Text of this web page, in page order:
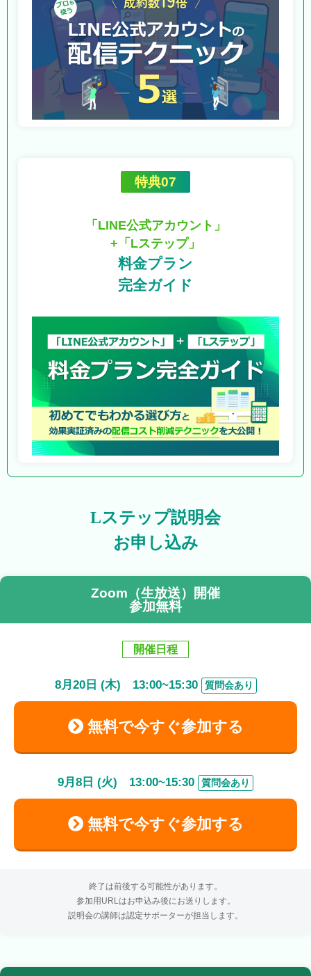
特典07
「LINE公式アカウント」
+「Lステップ」
料金プラン
完全ガイド
Lステップ説明会
お申し込み
Zoom（生放送）開催
参加無料
開催日程
8月 20日 (木) 13:00~15:30 質問会あり
無料で今すぐ参加する
9月 8 日 (火) 13:00~15:30 質問会あり
無料で今すぐ参加する
終了は前後する可能性があります。
参加用URLはお申込み後にお送りします。
説明会の講師は認定サポーターが担当します。